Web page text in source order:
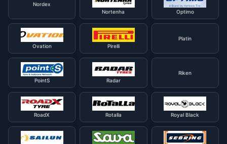
Nordex
Nortenha
Optimo
Ovation Pirelli
Platin
PointS Radar
Riken
RoadX Rotalla Royal Black